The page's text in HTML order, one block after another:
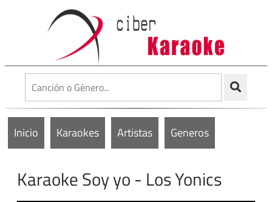
Inicio Karaokes Artistas Generos
Karaoke Soy yo - Los Yonics